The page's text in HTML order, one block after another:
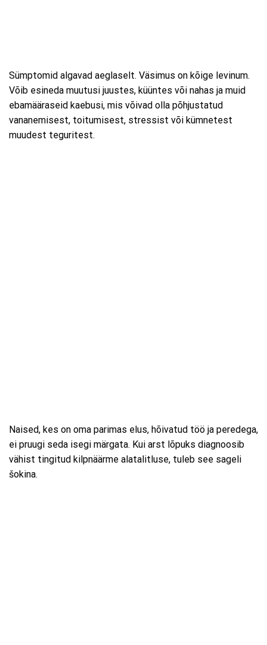
Sümptomid algavad aeglaselt. Väsimus on kõige levinum.
Võib esineda muutusi juustes, küüntes või nahas ja muid
ebamääraseid kaebusi, mis võivad olla põhjustatud
vananemisest, toitumisest, stressist või kümnetest
muudest teguritest.
Naised, kes on oma parimas elus, hõivatud töö ja peredega,
ei pruugi seda isegi märgata. Kui arst lõpuks diagnoosib
vähist tingitud kilpnäärme alatalitluse, tuleb see sageli
šokina.